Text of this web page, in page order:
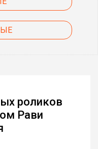
роликов
Рави